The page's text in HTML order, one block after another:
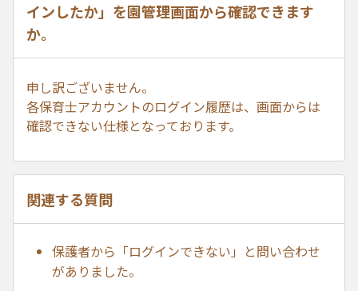
インしたか」を園管理画面から確認できます
か。
申し訳ございません。
各保育士アカウントのログイン履歴は、画面からは
確認できない仕様となっております。
関連する質問
保護者から「ログインできない」と問い合わせ
がありました。